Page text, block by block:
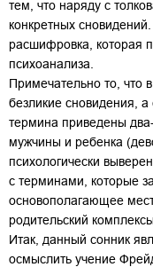
тем, что наряду с
конкретных
расшифровка, которая
психоанализа.
Примечательно то, что
безликие сновидения,
термина приведены
мужчины и ребенка
психологически
с терминами, которые
основополагающее
родительский комплексы
Итак, данный сонник
осмыслить учение